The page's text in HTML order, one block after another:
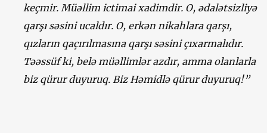
keçmir. Müəllim ictimai xadimdir. O, ədalətsizliyə
qarşı səsini ucaldır. O, erkən nikahlara qarşı,
qızların qaçırılmasına qarşı səsini çıxarmalıdır.
Təəssüf ki, belə müəllimlər azdır, amma olanlarla
biz qürur duyuruq. Biz Həmidlə qürur duyuruq!”